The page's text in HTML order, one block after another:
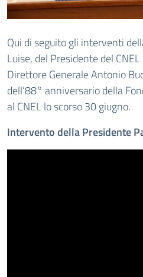
Qui di seguito gli interventi
Luise, del Presidente del
Direttore Generale Antonio
dell’88° anniversario della
al CNEL lo scorso 30 giugno.
Intervento della Presidente